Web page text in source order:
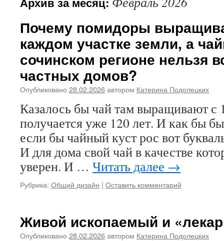
Почему помидоры
каждом участке земли, а
сочинском регионе нельзя
частных домов?
Опубликовано 28.02.2026автором Катерина Подолецких
Казалось бы чай там выращивают с
получается уже 120 лет. И как бы
если бы чайный куст рос вот
И для дома свой чай в качестве
уверен. И … Читать далее →
Рубрика: Общий дизайн | Оставить комментарий
Живой ископаемый и
Опубликовано 28.02.2026автором Катерина Подолецких